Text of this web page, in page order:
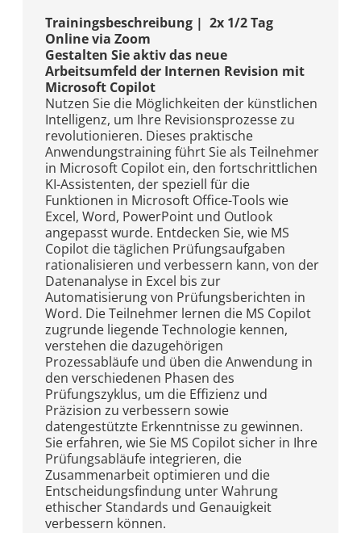
Trainingsbeschreibung | 2x 1/2 Tag
Online via Zoom
Gestalten Sie aktiv das neue
Arbeitsumfeld der Internen Revision mit
Microsoft Copilot
Nutzen Sie die Möglichkeiten der künstlichen
Intelligenz, um Ihre Revisionsprozesse zu
revolutionieren. Dieses praktische
Anwendungstraining führt Sie als Teilnehmer
in Microsoft Copilot ein, den fortschrittlichen
KI-Assistenten, der speziell für die
Funktionen in Microsoft Office-Tools wie
Excel, Word, PowerPoint und Outlook
angepasst wurde. Entdecken Sie, wie MS
Copilot die täglichen Prüfungsaufgaben
rationalisieren und verbessern kann, von der
Datenanalyse in Excel bis zur
Automatisierung von Prüfungsberichten in
Word. Die Teilnehmer lernen die MS Copilot
zugrunde liegende Technologie kennen,
verstehen die dazugehörigen
Prozessabläufe und üben die Anwendung in
den verschiedenen Phasen des
Prüfungszyklus, um die Effizienz und
Präzision zu verbessern sowie
datengestützte Erkenntnisse zu gewinnen.
Sie erfahren, wie Sie MS Copilot sicher in Ihre
Prüfungsabläufe integrieren, die
Zusammenarbeit optimieren und die
Entscheidungsfindung unter Wahrung
ethischer Standards und Genauigkeit
verbessern können.